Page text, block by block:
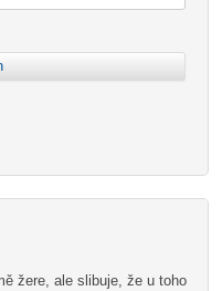
žere, ale slibuje, že u toho